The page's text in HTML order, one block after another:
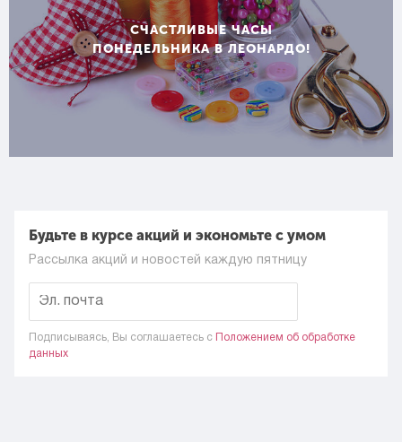
СЧАСТЛИВЫЕ ЧАСЫ
ПОНЕДЕЛЬНИКА В ЛЕОНАРДО!
Будьте в курсе акций и экономьте с умом
Рассылка акций и новостей каждую пятницу
Подписываясь, Вы соглашаетесь c
Положением об обработке
данных